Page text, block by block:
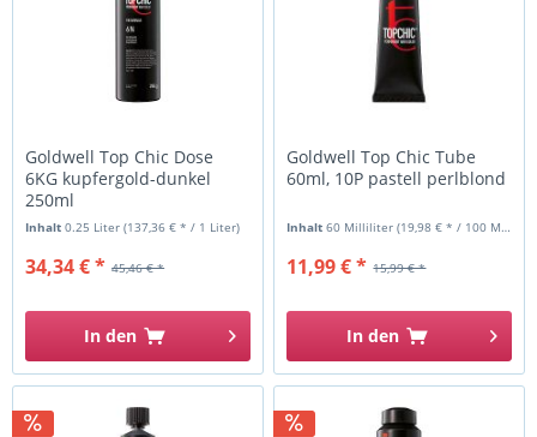
Goldwell Top Chic Dose
6KG kupfergold-dunkel
250ml
Inhalt0.25 Liter(137,36 € * / 1 Liter)
45,46 € *
34,34 € *
In den
Goldwell Top Chic Tube
60ml, 10P pastell perlblond
Inhalt60 Milliliter(19,98 € * / 100 Milliliter)
15,99 € *
11,99 € *
In den